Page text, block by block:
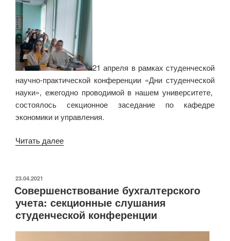
повышения
инновационной
активности
организации»»
21 апреля в рамках студенческой
научно-практической конференции «Дни студенческой
науки», ежегодно проводимой в нашем университете,
состоялось секционное заседание по кафедре
экономики и управления.
Читать далее«
ОПУБЛИКОВАНО
23.04.2021
Совершенствование бухгалтерского
учета: секционные слушания
студенческой конференции